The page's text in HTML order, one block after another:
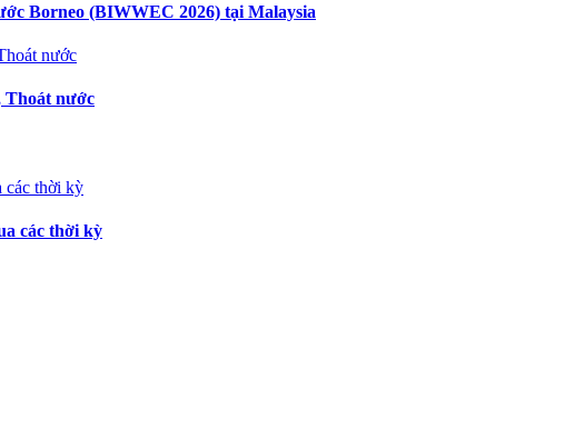
Borneo (BIWWEC 2026) tại Malaysia
Thoát nước
các thời kỳ